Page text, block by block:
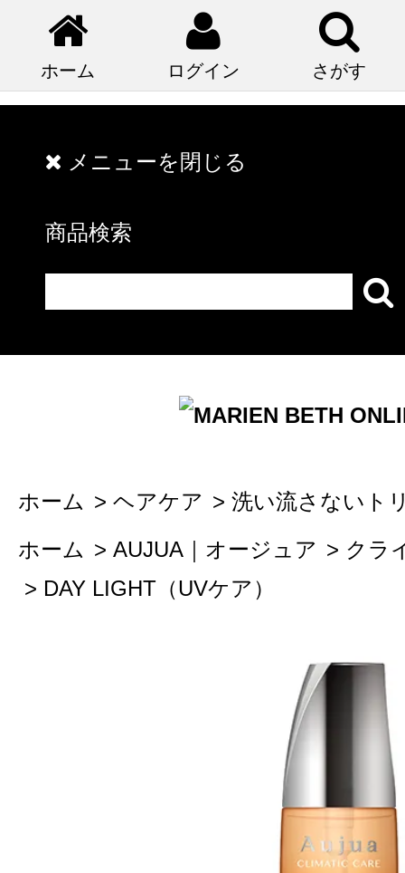
ホーム ログイン さがす
メニューを閉じる
商品検索
ホーム > ヘアケア > 洗い流さないト
ホーム > AUJUA｜オージュア > クラ
> DAY LIGHT（UVケア）